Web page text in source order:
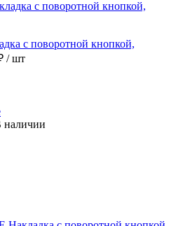
с поворотной кнопкой,
/ шт
наличии